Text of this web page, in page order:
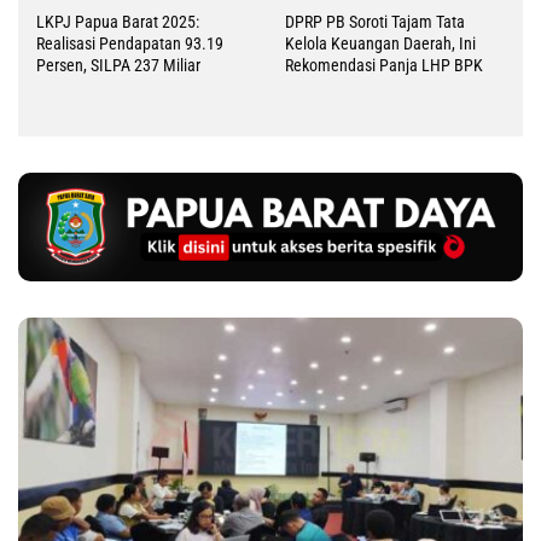
LKPJ Papua Barat 2025:
Realisasi Pendapatan 93.19
Persen, SILPA 237 Miliar
DPRP PB Soroti Tajam Tata
Kelola Keuangan Daerah, Ini
Rekomendasi Panja LHP BPK